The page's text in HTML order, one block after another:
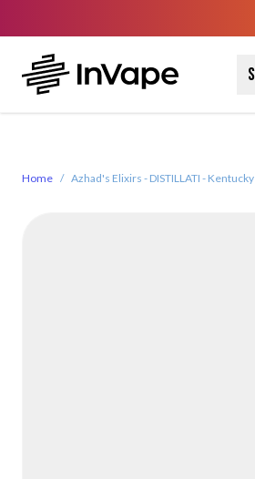
Home / Azhad's Elixirs - DISTILLATI -